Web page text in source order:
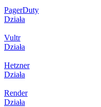
PagerDuty
Działa
Vultr
Działa
Hetzner
Działa
Render
Działa